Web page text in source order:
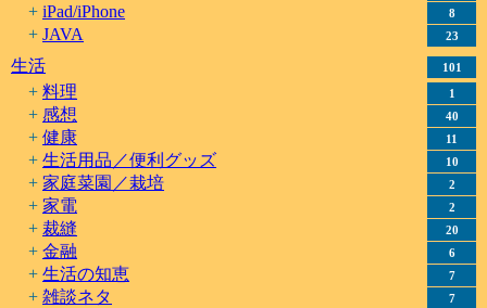
iPad/iPhone 8
JAVA 23
生活 101
料理 1
感想 40
健康 11
生活用品／便利グッズ 10
家庭菜園／栽培 2
家電 2
裁縫 20
金融 6
生活の知恵 7
雑談ネタ 7